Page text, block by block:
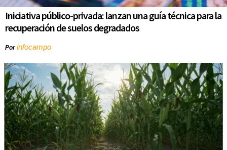
Iniciativa público-privada: lanzan una guía técnica para la
recuperación de suelos degradados
Porinfocampo